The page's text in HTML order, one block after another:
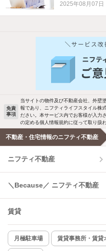
2025年08月07日
バス・トイレ別
洗濯機置場あり
エアコンあり
温水洗浄便座
コンロ2口以上
新着のみ
免責
事項
当サイトの物件及び不動産会社、外壁
報であり、ニフティライフスタイル株
ださい。本サービス内でお客様が入力
の定める個人情報規約に従って取り扱わ
不動産・住宅情報のニフティ不動産
ニフティ不動産
＼Because／ ニフティ不動産
賃貸
月極駐車場 賃貸事務所・賃貸